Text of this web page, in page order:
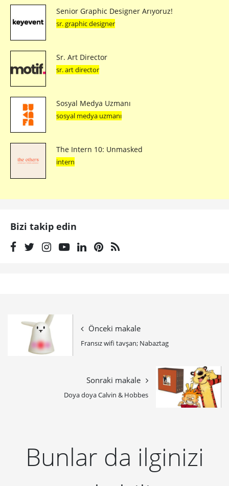
Senior Graphic Designer Arıyoruz!
sr. graphic designer
Sr. Art Director
sr. art director
Sosyal Medya Uzmanı
sosyal medya uzmanı
The Intern 10: Unmasked
intern
Bizi takip edin
Önceki makale
Fransız wifi tavşan; Nabaztag
Sonraki makale
Doya doya Calvin & Hobbes
Bunlar da ilginizi